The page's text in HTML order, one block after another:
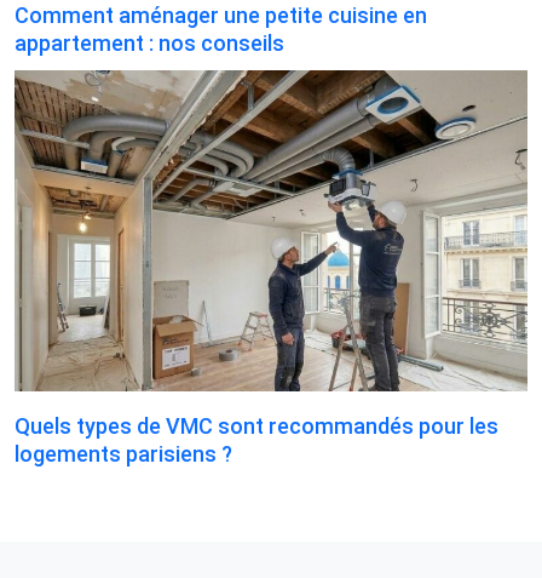
Comment aménager une petite cuisine en
appartement : nos conseils
Quels types de VMC sont recommandés pour les
logements parisiens ?